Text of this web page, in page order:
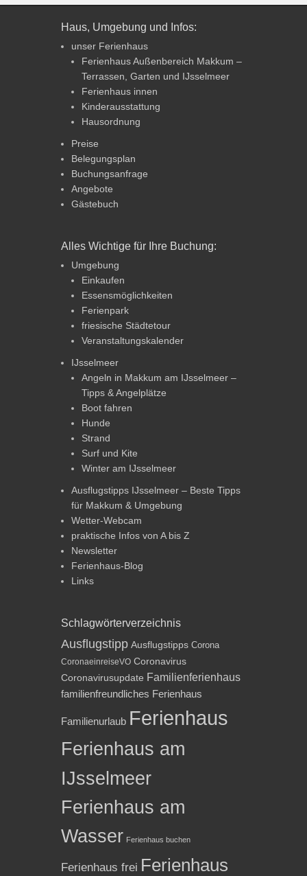
Haus, Umgebung und Infos:
unser Ferienhaus
Ferienhaus Außenbereich Makkum –
Terrassen, Garten und IJsselmeer
Ferienhaus innen
Kinderausstattung
Hausordnung
Preise
Belegungsplan
Buchungsanfrage
Angebote
Gästebuch
Alles Wichtige für Ihre Buchung:
Umgebung
Einkaufen
Essensmöglichkeiten
Ferienpark
friesische Städtetour
Veranstaltungskalender
IJsselmeer
Angeln in Makkum am IJsselmeer –
Tipps & Angelplätze
Boot fahren
Hunde
Strand
Surf und Kite
Winter am IJsselmeer
Ausflugstipps IJsselmeer – Beste Tipps
für Makkum & Umgebung
Wetter-Webcam
praktische Infos von A bis Z
Newsletter
Ferienhaus-Blog
Links
Schlagwörterverzeichnis
Ausflugstipp Ausflugstipps Corona
CoronaeinreiseVO Coronavirus
Coronavirusupdate Familienferienhaus
familienfreundliches Ferienhaus
Familienurlaub Ferienhaus
Ferienhaus am
IJsselmeer
Ferienhaus am
Wasser Ferienhaus buchen
Ferienhaus frei Ferienhaus